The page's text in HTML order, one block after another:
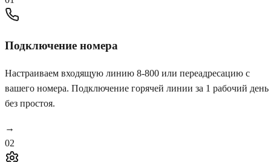
Подключение номера
Настраиваем входящую линию 8-800 или переадресацию с
вашего номера. Подключение горячей линии за 1 рабочий день
без простоя.
→
02